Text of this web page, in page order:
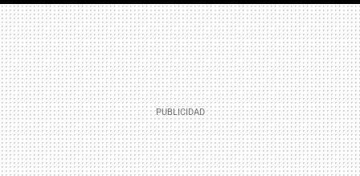
MAIL